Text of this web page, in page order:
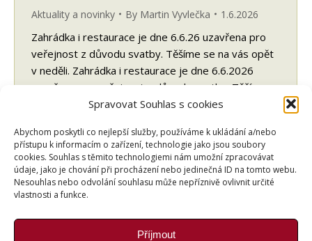
Spravovat Souhlas s cookies
Abychom poskytli co nejlepší služby, používáme k ukládání a/nebo
přístupu k informacím o zařízení, technologie jako jsou soubory
cookies. Souhlas s těmito technologiemi nám umožní zpracovávat
údaje, jako je chování při procházení nebo jedinečná ID na tomto webu.
Nesouhlas nebo odvolání souhlasu může nepříznivě ovlivnit určité
vlastnosti a funkce.
Příjmout
Aktuality a novinky By Martin Vyvlečka 1.6.2026
Zahrádka i restaurace je dne 6.6.26 uzavřena pro
veřejnost z důvodu svatby. Těšíme se na vás opět
v neděli. Zahrádka i restaurace je dne 6.6.2026
uzavřena pro veřejnost z důvodu svatby. Těšíme
se na vás opět v neděli.
Copyright © Weiron Dynamics, s.r.o. |Tvorba webových